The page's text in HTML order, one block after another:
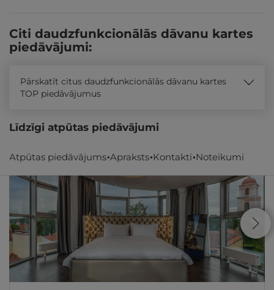
Atpūtas piedāvājums Apraksts Kontakti Noteikumi
Citi daudzfunkcionālās dāvanu kartes
piedāvājumi:
Pārskatīt citus daudzfunkcionālās dāvanu kartes
TOP piedāvājumus
Līdzīgi atpūtas piedāvājumi